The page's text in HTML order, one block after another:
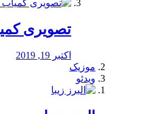
️تصویری
اکتبر 19, 2019
موزیک
ویدئو